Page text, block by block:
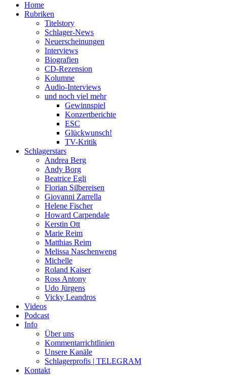
Home
Rubriken
Titelstory
Schlager-News
Neuerscheinungen
Interviews
Biografien
CD-Rezension
Kolumne
Audio-Interviews
und noch viel mehr
Gewinnspiel
Konzertberichte
ESC
Glückwunsch!
TV-Kritik
Schlagerstars
Andrea Berg
Andy Borg
Beatrice Egli
Florian Silbereisen
Giovanni Zarrella
Helene Fischer
Howard Carpendale
Kerstin Ott
Marie Reim
Matthias Reim
Melissa Naschenweng
Michelle
Roland Kaiser
Ross Antony
Udo Jürgens
Vicky Leandros
Videos
Podcast
Info
Über uns
Kommentarrichtlinien
Unsere Kanäle
Schlagerprofis | TELEGRAM
Kontakt